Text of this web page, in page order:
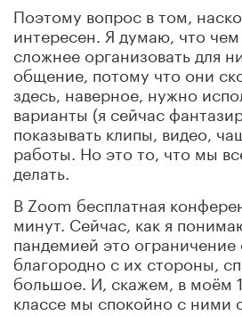
Поэтому вопрос в том,
интересен. Я думаю, что
сложнее организовать для
общение, потому что они
здесь, наверное, нужно
варианты (я сейчас
показывать клипы, видео,
работы. Но это то, что мы
делать.
В Zoom бесплатная
минут. Сейчас, как я
пандемией это ограничение
благородно с их стороны,
большое. И, скажем, в моём
классе мы спокойно с ними